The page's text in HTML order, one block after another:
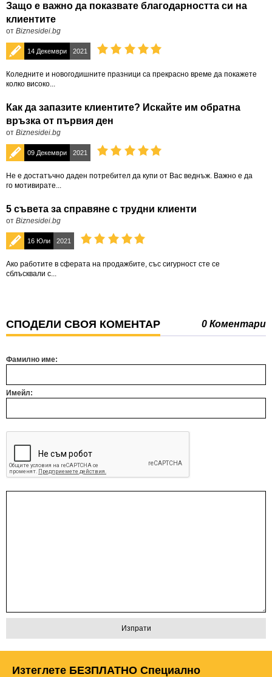
Защо е важно да показвате благодарността си на
клиентите
от Biznesidei.bg
14 Декември 2021
Коледните и новогодишните празници са прекрасно време да покажете
колко високо...
Как да запазите клиентите? Искайте им обратна
връзка от първия ден
от Biznesidei.bg
09 Декември 2021
Не е достатъчно даден потребител да купи от Вас веднъж. Важно е да
го мотивирате...
5 съвета за справяне с трудни клиенти
от Biznesidei.bg
16 Юли 2021
Ако работите в сферата на продажбите, със сигурност сте се
сблъсквали с...
СПОДЕЛИ СВОЯ КОМЕНТАР 0 Коментари
Фамилно име:
Имейл:
Изтеглете БЕЗПЛАТНО Специално